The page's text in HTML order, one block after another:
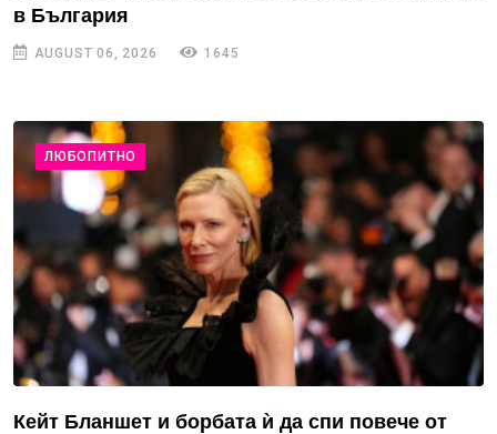
в България
AUGUST 06, 2026 1645
ЛЮБОПИТНО
Кейт Бланшет и борбата ѝ да спи повече от